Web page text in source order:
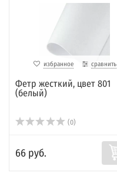
избранное сравнить
Фетр жесткий, цвет 801
(белый)
(0)
66 руб.